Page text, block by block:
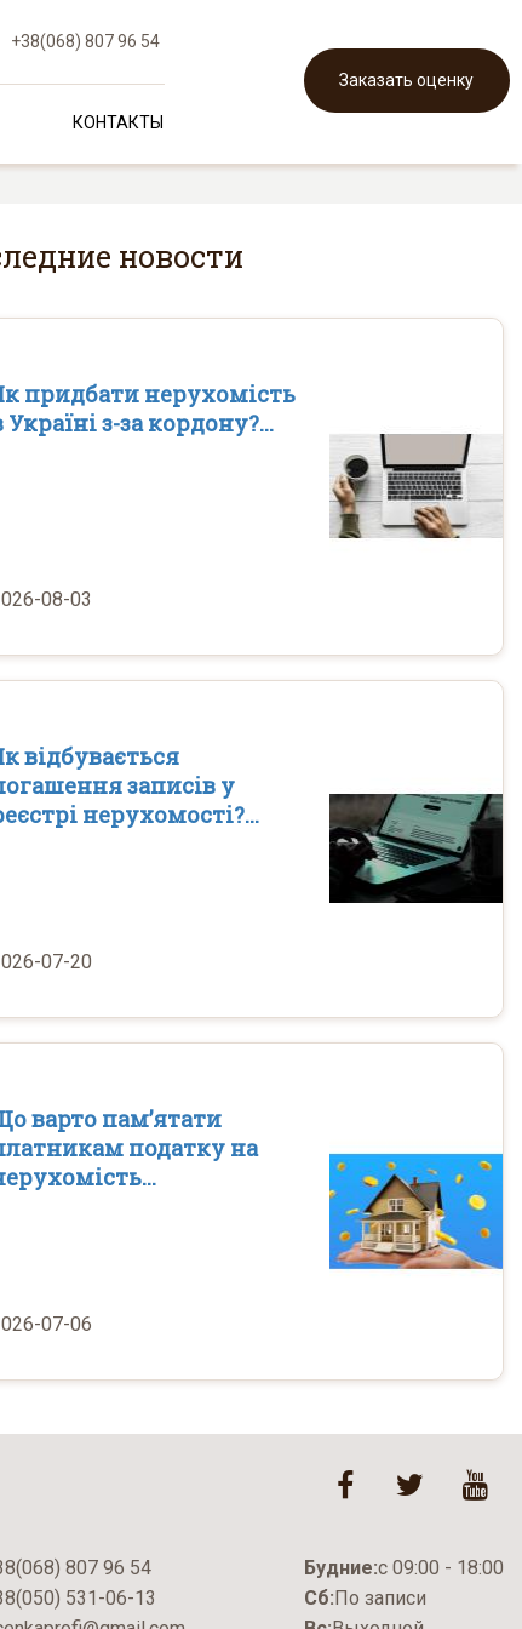
+38(068) 807 96 54
КОНТАКТЫ
Заказать оценку
новости
придбати нерухомість
Україні з-за кордону?...
08-03
відбувається
записів у
нерухомості?...
07-20
варто пам’ятати
податку на
07-06
807 96 54
531-06-13
Будние:с 09:00 - 18:00
Сб:По записи